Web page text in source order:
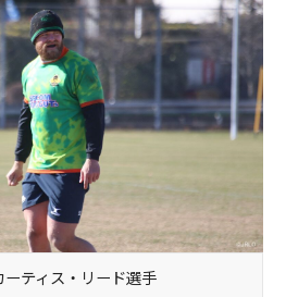
ティス・リード選手